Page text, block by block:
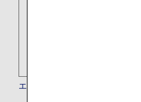
エーゲ航空